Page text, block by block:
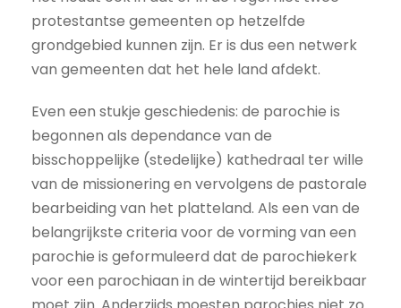
protestantse gemeenten op hetzelfde
grondgebied kunnen zijn. Er is dus een netwerk
van gemeenten dat het hele land afdekt.
Even een stukje geschiedenis: de parochie is
begonnen als dependance van de
bisschoppelijke (stedelijke) kathedraal ter wille
van de missionering en vervolgens de pastorale
bearbeiding van het platteland. Als een van de
belangrijkste criteria voor de vorming van een
parochie is geformuleerd dat de parochiekerk
voor een parochiaan in de wintertijd bereikbaar